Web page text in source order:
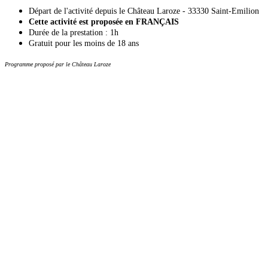
Départ de l'activité depuis le Château Laroze - 33330 Saint-Emilion
Cette activité est proposée en FRANÇAIS
Durée de la prestation : 1h
Gratuit pour les moins de 18 ans
Programme proposé par le Château Laroze